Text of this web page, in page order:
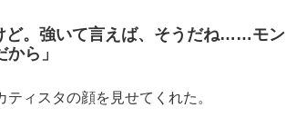
ど。強いて言えば、そうだね……モン
ら」
ィスタの顔を見せてくれた。